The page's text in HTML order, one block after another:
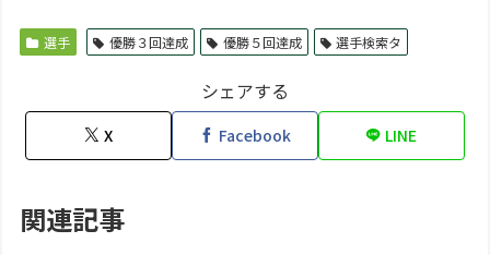
選手 優勝３回達成 優勝５回達成 選手検索タ
シェアする
X Facebook LINE
関連記事